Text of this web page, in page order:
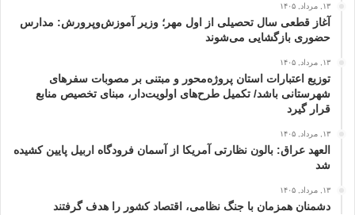
۱۳, مرداد, ۱۴۰۵
آغاز قطعی سال تحصیلی از اول مهر؛ وزیر آموزش‌وپرورش: مدارس
حضوری بازگشایی می‌شوند
۱۳, مرداد, ۱۴۰۵
توزیع اعتبارات استان پروژه‌محور و مبتنی بر مصوبات سفرهای
شهرستانی باشد/ تکمیل طرح‌های اولویت‌دار، مبنای تخصیص منابع
قرار گیرد
۱۳, مرداد, ۱۴۰۵
العهد عراق: بالون نظارتی آمریکا از آسمان فرودگاه اربیل پایین کشیده
شد
۱۳, مرداد, ۱۴۰۵
دشمنان همزمان با جنگ نظامی، اقتصاد کشور را هدف گرفتند